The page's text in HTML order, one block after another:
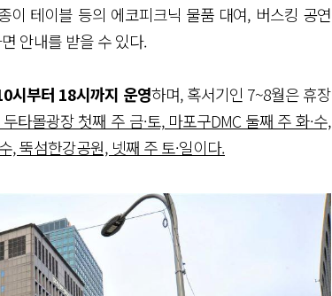
이 테이블 등의 에코피크닉 물품 대여, 버스킹 공연
안내를 받을 수 있다.
시부터 18시까지 운영하며, 혹서기인 7~8월은 휴장
타몰광장 첫째 주 금·토, 마포구DMC 둘째 주 화·수,
, 뚝섬한강공원, 넷째 주 토·일이다.